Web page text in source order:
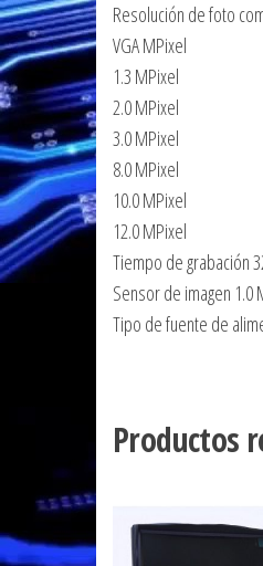
Resolución de foto
VGA MPixel
1.3 MPixel
2.0 MPixel
3.0 MPixel
8.0 MPixel
10.0 MPixel
12.0 MPixel
Tiempo de grabación
Sensor de imagen 1.0
Tipo de fuente de
Productos